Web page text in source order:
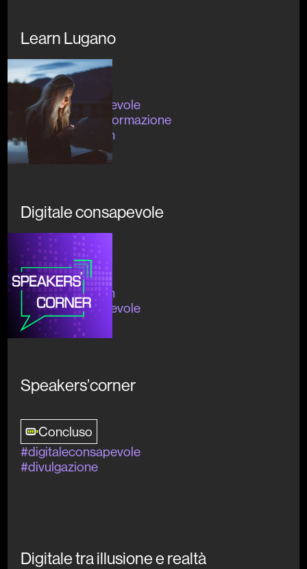
Learn Lugano
In corso
#digitaleconsapevole
#divulgazione #formazione
#openinnovation
Digitale consapevole
In corso
#formazione
#openinnovation
#digitaleconsapevole
Speakers’corner
Concluso
#digitaleconsapevole
#divulgazione
Digitale tra illusione e realtà